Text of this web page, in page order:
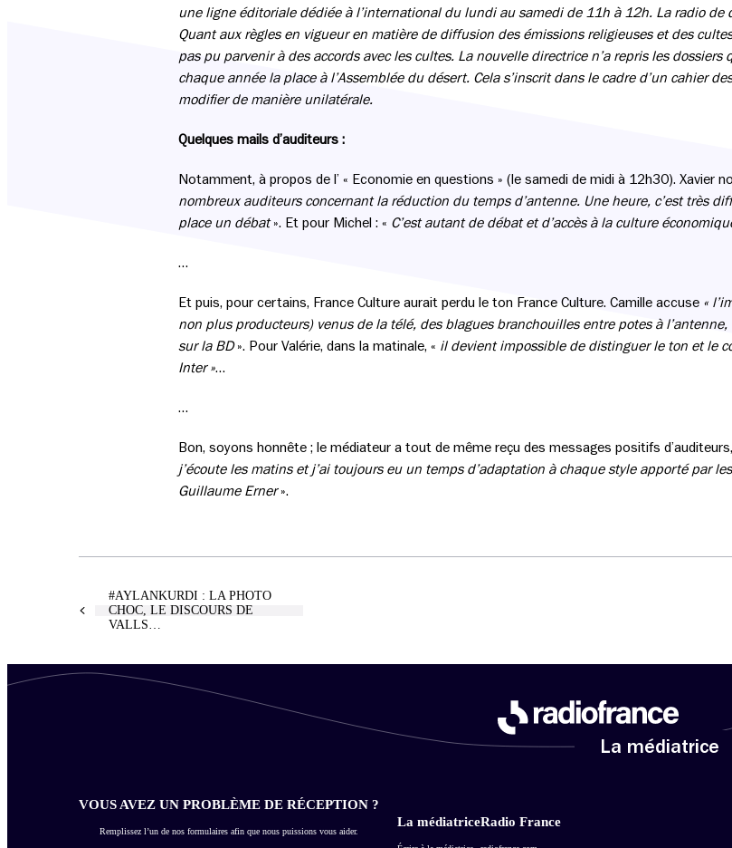
une ligne éditoriale dédiée à l’international du lundi au samedi de 11h à 12h. La radio de
Quant aux règles en vigueur en matière de diffusion des émissions religieuses et des
pas pu parvenir à des accords avec les cultes. La nouvelle directrice n’a repris les
chaque année la place à l’Assemblée du désert. Cela s’inscrit dans le cadre d’un cahier
modifier de manière unilatérale.
Quelques mails d’auditeurs :
Notamment, à propos de l’ « Economie en questions » (le samedi de midi à 12h30). Xavier
nombreux auditeurs concernant la réduction du temps d’antenne. Une heure, c’est très
place un débat». Et pour Michel : « C’est autant de débat et d’accès à la culture
…
Et puis, pour certains, France Culture aurait perdu le ton France Culture. Camille accuse «
non plus producteurs) venus de la télé, des blagues branchouilles entre potes à
sur la BD». Pour Valérie, dans la matinale, « il devient impossible de distinguer le ton et le
Inter »…
…
Bon, soyons honnête ; le médiateur a tout de même reçu des messages positifs
j’écoute les matins et j’ai toujours eu un temps d’adaptation à chaque style apporté par
Guillaume Erner».
#AYLANKURDI : LA PHOTO
CHOC, LE DISCOURS DE
VALLS…
La médiatrice
VOUS AVEZ UN PROBLÈME DE RÉCEPTION ?
Remplissez l’un de nos formulaires afin que nous puissions vous aider.
La médiatriceRadio France